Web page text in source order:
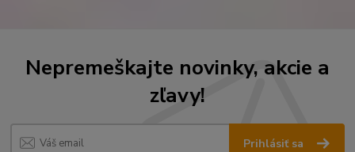
Nepremeškajte novinky, akcie a
zľavy!
Prihlásiť sa